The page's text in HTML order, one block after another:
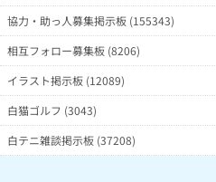
協力・助っ人募集掲示板 (155343)
相互フォロー募集板 (8206)
イラスト掲示板 (12089)
白猫ゴルフ (3043)
白テニ雑談掲示板 (37208)